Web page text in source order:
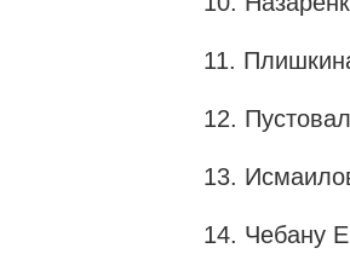
11.
12.
13.
14. Чебану